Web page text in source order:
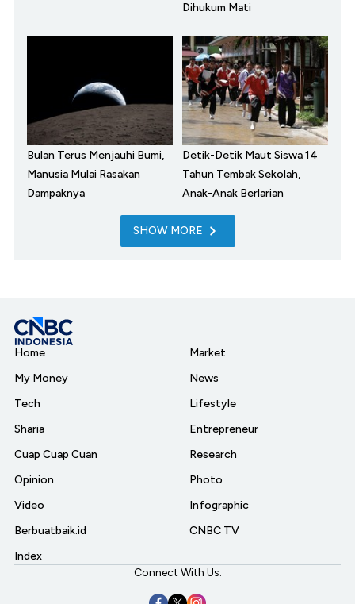
Dihukum Mati
Bulan Terus Menjauhi Bumi,
Manusia Mulai Rasakan
Dampaknya
Detik-Detik Maut Siswa 14
Tahun Tembak Sekolah,
Anak-Anak Berlarian
SHOW MORE
Home
My Money
Tech
Sharia
Cuap Cuap Cuan
Opinion
Video
Berbuatbaik.id
Index
Market
News
Lifestyle
Entrepreneur
Research
Photo
Infographic
CNBC TV
Connect With Us: